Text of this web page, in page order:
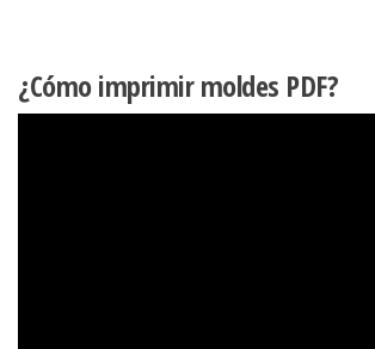
¿Cómo imprimir moldes PDF?